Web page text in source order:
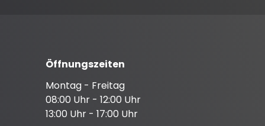
Öffnungszeiten
Montag - Freitag
08:00 Uhr - 12:00 Uhr
13:00 Uhr - 17:00 Uhr